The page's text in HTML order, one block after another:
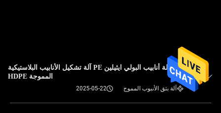
آلة أنابيب البولي ايثيلين PE آلة تشكيل الأنابيب البلاستيكية
المموجة HDPE
آلة بثق الأنبوب المموج 2025-05-22